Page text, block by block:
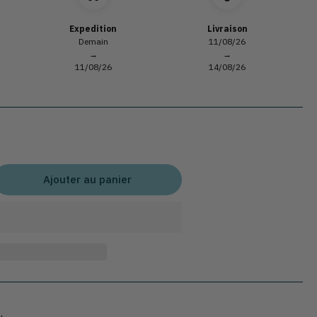
Expedition
Demain
→
11/08/26
Livraison
11/08/26
→
14/08/26
Ajouter au panier